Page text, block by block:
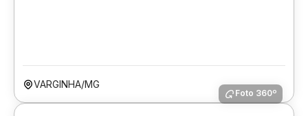
VARGINHA/MG
Foto 360º